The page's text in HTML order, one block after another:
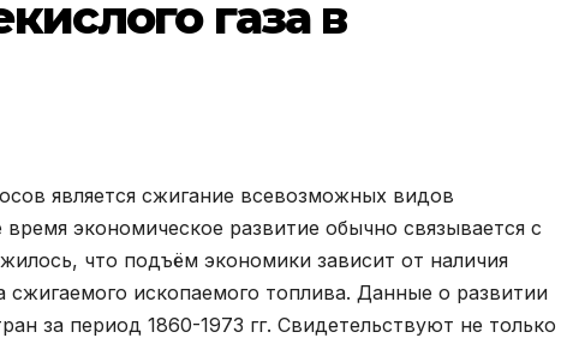
газа в
является сжигание всевозможных видов
экономическое развитие обычно связывается с
что подъём экономики зависит от наличия
сжигаемого ископаемого топлива. Данные о развитии
за период 1860-1973 гг. Свидетельствуют не только